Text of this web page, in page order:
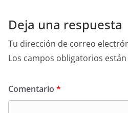
Deja una respuesta
Tu dirección de correo
Los campos obligatorios
Comentario *